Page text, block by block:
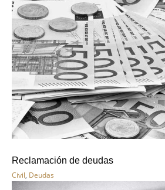
Reclamación de deudas
Civil, Deudas